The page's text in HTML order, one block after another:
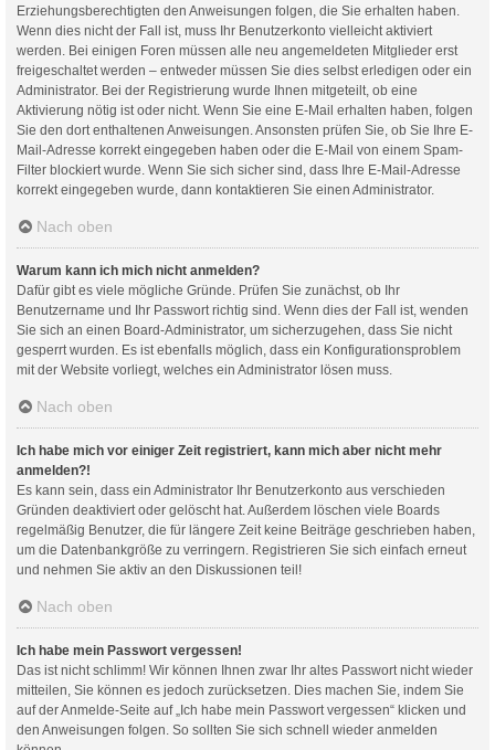
Erziehungsberechtigten den Anweisungen folgen, die Sie erhalten haben.
Wenn dies nicht der Fall ist, muss Ihr Benutzerkonto vielleicht aktiviert
werden. Bei einigen Foren müssen alle neu angemeldeten Mitglieder erst
freigeschaltet werden – entweder müssen Sie dies selbst erledigen oder ein
Administrator. Bei der Registrierung wurde Ihnen mitgeteilt, ob eine
Aktivierung nötig ist oder nicht. Wenn Sie eine E-Mail erhalten haben, folgen
Sie den dort enthaltenen Anweisungen. Ansonsten prüfen Sie, ob Sie Ihre E-
Mail-Adresse korrekt eingegeben haben oder die E-Mail von einem Spam-
Filter blockiert wurde. Wenn Sie sich sicher sind, dass Ihre E-Mail-Adresse
korrekt eingegeben wurde, dann kontaktieren Sie einen Administrator.
Nach oben
Warum kann ich mich nicht anmelden?
Dafür gibt es viele mögliche Gründe. Prüfen Sie zunächst, ob Ihr
Benutzername und Ihr Passwort richtig sind. Wenn dies der Fall ist, wenden
Sie sich an einen Board-Administrator, um sicherzugehen, dass Sie nicht
gesperrt wurden. Es ist ebenfalls möglich, dass ein Konfigurationsproblem
mit der Website vorliegt, welches ein Administrator lösen muss.
Nach oben
Ich habe mich vor einiger Zeit registriert, kann mich aber nicht mehr
anmelden?!
Es kann sein, dass ein Administrator Ihr Benutzerkonto aus verschieden
Gründen deaktiviert oder gelöscht hat. Außerdem löschen viele Boards
regelmäßig Benutzer, die für längere Zeit keine Beiträge geschrieben haben,
um die Datenbankgröße zu verringern. Registrieren Sie sich einfach erneut
und nehmen Sie aktiv an den Diskussionen teil!
Nach oben
Ich habe mein Passwort vergessen!
Das ist nicht schlimm! Wir können Ihnen zwar Ihr altes Passwort nicht wieder
mitteilen, Sie können es jedoch zurücksetzen. Dies machen Sie, indem Sie
auf der Anmelde-Seite auf „Ich habe mein Passwort vergessen“ klicken und
den Anweisungen folgen. So sollten Sie sich schnell wieder anmelden